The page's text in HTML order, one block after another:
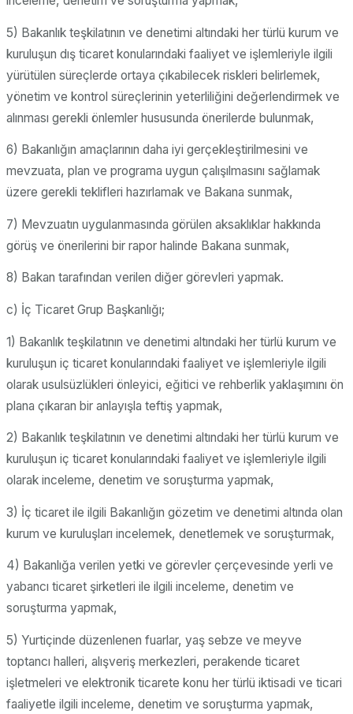
5) Bakanlık teşkilatının ve denetimi altındaki her türlü kurum ve
kuruluşun dış ticaret konularındaki faaliyet ve işlemleriyle ilgili
yürütülen süreçlerde ortaya çıkabilecek riskleri belirlemek,
yönetim ve kontrol süreçlerinin yeterliliğini değerlendirmek ve
alınması gerekli önlemler hususunda önerilerde bulunmak,
6) Bakanlığın amaçlarının daha iyi gerçekleştirilmesini ve
mevzuata, plan ve programa uygun çalışılmasını sağlamak
üzere gerekli teklifleri hazırlamak ve Bakana sunmak,
7) Mevzuatın uygulanmasında görülen aksaklıklar hakkında
görüş ve önerilerini bir rapor halinde Bakana sunmak,
8) Bakan tarafından verilen diğer görevleri yapmak.
c) İç Ticaret Grup Başkanlığı;
1) Bakanlık teşkilatının ve denetimi altındaki her türlü kurum ve
kuruluşun iç ticaret konularındaki faaliyet ve işlemleriyle ilgili
olarak usulsüzlükleri önleyici, eğitici ve rehberlik yaklaşımını ön
plana çıkaran bir anlayışla teftiş yapmak,
2) Bakanlık teşkilatının ve denetimi altındaki her türlü kurum ve
kuruluşun iç ticaret konularındaki faaliyet ve işlemleriyle ilgili
olarak inceleme, denetim ve soruşturma yapmak,
3) İç ticaret ile ilgili Bakanlığın gözetim ve denetimi altında olan
kurum ve kuruluşları incelemek, denetlemek ve soruşturmak,
4) Bakanlığa verilen yetki ve görevler çerçevesinde yerli ve
yabancı ticaret şirketleri ile ilgili inceleme, denetim ve
soruşturma yapmak,
5) Yurtiçinde düzenlenen fuarlar, yaş sebze ve meyve
toptancı halleri, alışveriş merkezleri, perakende ticaret
işletmeleri ve elektronik ticarete konu her türlü iktisadi ve ticari
faaliyetle ilgili inceleme, denetim ve soruşturma yapmak,